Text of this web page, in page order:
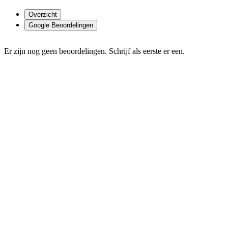
Overzicht
Google Beoordelingen
Er zijn nog geen beoordelingen. Schrijf als eerste er een.